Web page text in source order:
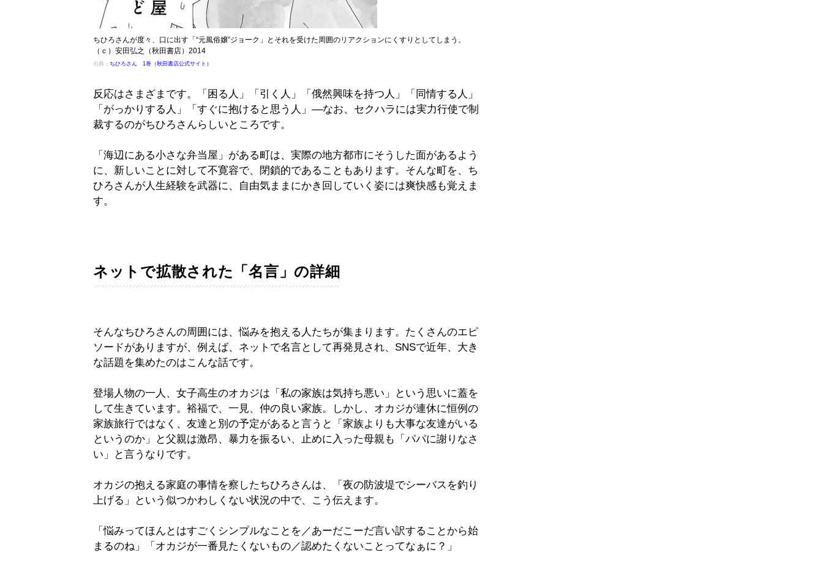
ちひろさんが度々、口に出す「“元風俗嬢”ジョーク」とそれを受けた周囲のリアクションにくすりとしてしまう。
（ｃ）安田弘之（秋田書店）2014
出典： ちひろさん 1巻（秋田書店公式サイト）
反応はさまざまです。「困る人」「引く人」「俄然興味を持つ人」「同情する人」
「がっかりする人」「すぐに抱けると思う人」––なお、セクハラには実力行使で制
裁するのがちひろさんらしいところです。
「海辺にある小さな弁当屋」がある町は、実際の地方都市にそうした面があるよう
に、新しいことに対して不寛容で、閉鎖的であることもあります。そんな町を、ち
ひろさんが人生経験を武器に、自由気ままにかき回していく姿には爽快感も覚えま
す。
ネットで拡散された「名言」の詳細
そんなちひろさんの周囲には、悩みを抱える人たちが集まります。たくさんのエピ
ソードがありますが、例えば、ネットで名言として再発見され、SNSで近年、大き
な話題を集めたのはこんな話です。
登場人物の一人、女子高生のオカジは「私の家族は気持ち悪い」という思いに蓋を
して生きています。裕福で、一見、仲の良い家族。しかし、オカジが連休に恒例の
家族旅行ではなく、友達と別の予定があると言うと「家族よりも大事な友達がいる
というのか」と父親は激昂、暴力を振るい、止めに入った母親も「パパに謝りなさ
い」と言うなりです。
オカジの抱える家庭の事情を察したちひろさんは、「夜の防波堤でシーバスを釣り
上げる」という似つかわしくない状況の中で、こう伝えます。
「悩みってほんとはすごくシンプルなことを／あーだこーだ言い訳することから始
まるのね」「オカジが一番見たくないもの／認めたくないことってなぁに？」